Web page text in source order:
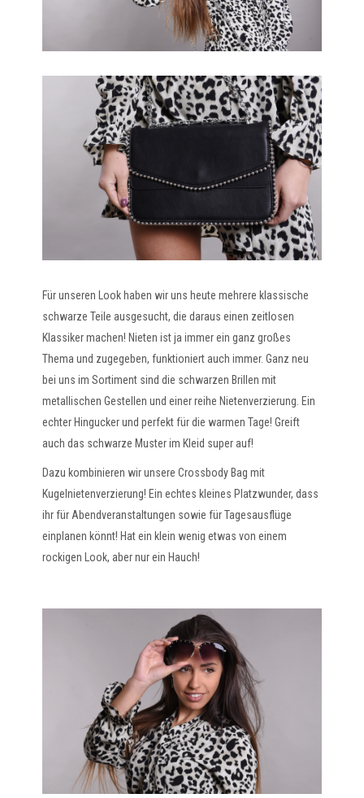
Für unseren Look haben wir uns heute mehrere klassische
schwarze Teile ausgesucht, die daraus einen zeitlosen
Klassiker machen! Nieten ist ja immer ein ganz großes
Thema und zugegeben, funktioniert auch immer. Ganz neu
bei uns im Sortiment sind die schwarzen Brillen mit
metallischen Gestellen und einer reihe Nietenverzierung. Ein
echter Hingucker und perfekt für die warmen Tage! Greift
auch das schwarze Muster im Kleid super auf!
Dazu kombinieren wir unsere Crossbody Bag mit
Kugelnietenverzierung! Ein echtes kleines Platzwunder, dass
ihr für Abendveranstaltungen sowie für Tagesausflüge
einplanen könnt! Hat ein klein wenig etwas von einem
rockigen Look, aber nur ein Hauch!